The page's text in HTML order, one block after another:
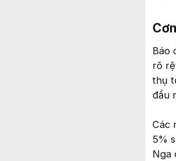
Báo
rõ
thụ
đầu
Các
5%
Nga